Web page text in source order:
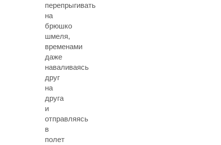
перепрыгивать
на
брюшко
шмеля,
временами
даже
наваливаясь
друг
на
друга
и
отправляясь
в
полет